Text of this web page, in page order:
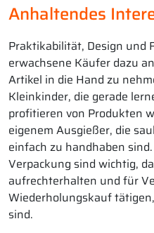
Anhaltendes
Praktikabilität, Design und
erwachsene Käufer dazu
Artikel in die Hand zu
Kleinkinder, die gerade
profitieren von Produkten
eigenem Ausgießer, die
einfach zu handhaben
Verpackung sind wichtig,
aufrechterhalten und für
Wiederholungskauf
sind.